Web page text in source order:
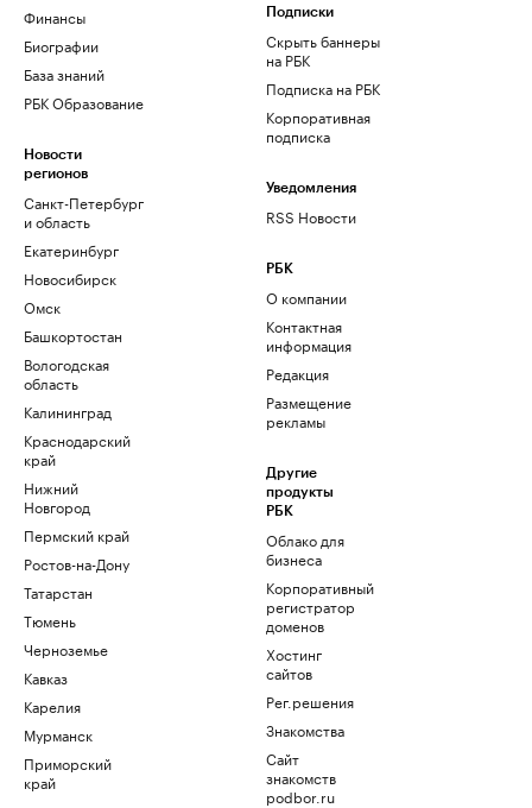
Финансы
Биографии
База знаний
РБК Образование
Новости
регионов
Санкт-Петербург
и область
Екатеринбург
Новосибирск
Омск
Башкортостан
Вологодская
область
Калининград
Краснодарский
край
Нижний
Новгород
Пермский край
Ростов-на-Дону
Татарстан
Тюмень
Черноземье
Кавказ
Карелия
Мурманск
Приморский
край
Подписки
Скрыть баннеры
на РБК
Подписка на РБК
Корпоративная
подписка
Уведомления
RSS Новости
РБК
О компании
Контактная
информация
Редакция
Размещение
рекламы
Другие
продукты
РБК
Облако для
бизнеса
Корпоративный
регистратор
доменов
Хостинг
сайтов
Рег.решения
Знакомства
Сайт
знакомств
podbor.ru